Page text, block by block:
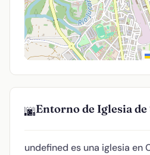
🌆Entorno de Iglesia
undefined es una iglesia en